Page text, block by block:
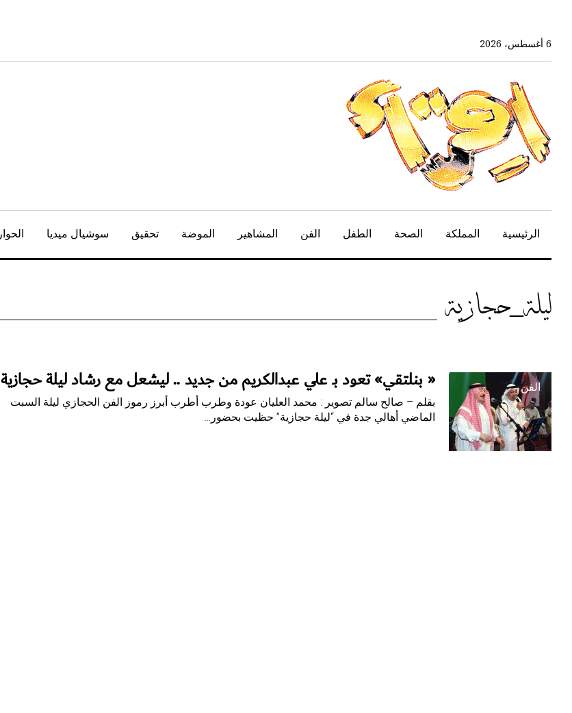
المحتوى
الرئيسي
6 أغسطس، 2026
الرئيسية المملكة الصحة الطفل الفن المشاهير الموضة تحقيق سوشيال ميديا الحوار
الوسم:
ليلة_حجازية
الفن « بنلتقي» تعود بـ علي عبدالكريم من جديد .. ليشعل مع رشاد ليلة حجازية
بقلم – صالح سالم تصوير : محمد العليان عودة وطرب أطرب أبرز رموز الفن الحجازي ليلة السبت
الماضي أهالي جدة في “ليلة حجازية” حظيت بحضور…